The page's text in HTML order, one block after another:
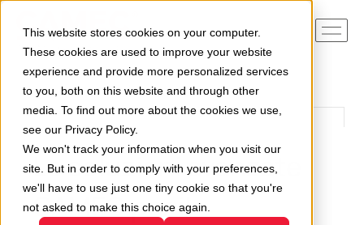
This website stores cookies on your computer.
These cookies are used to improve your website
experience and provide more personalized services
to you, both on this website and through other
media. To find out more about the cookies we use,
see our Privacy Policy.
We won't track your information when you visit our
site. But in order to comply with your preferences,
we'll have to use just one tiny cookie so that you're
not asked to make this choice again.
Le soluzioni avanzate
CAMEC per il